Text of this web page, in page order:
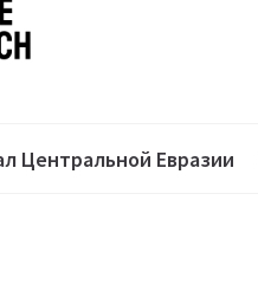
Центральной Евразии